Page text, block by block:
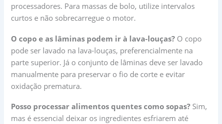
processadores. Para massas de bolo, utilize intervalos
curtos e não sobrecarregue o motor.
O copo e as lâminas podem ir à lava-louças? O copo
pode ser lavado na lava-louças, preferencialmente na
parte superior. Já o conjunto de lâminas deve ser lavado
manualmente para preservar o fio de corte e evitar
oxidação prematura.
Posso processar alimentos quentes como sopas? Sim,
mas é essencial deixar os ingredientes esfriarem até